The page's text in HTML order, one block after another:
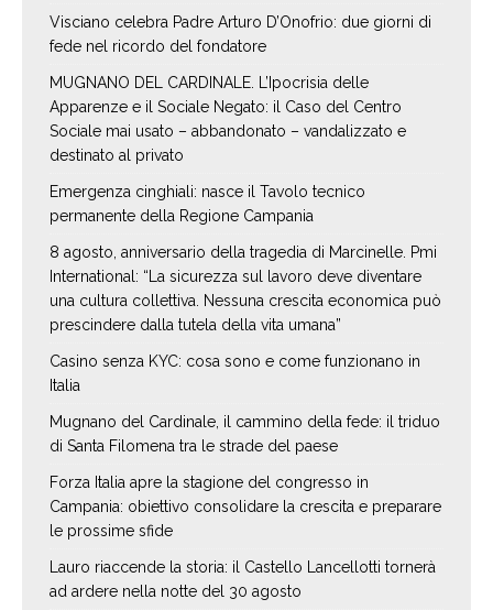
Visciano celebra Padre Arturo D’Onofrio: due giorni di
fede nel ricordo del fondatore
MUGNANO DEL CARDINALE. L’Ipocrisia delle
Apparenze e il Sociale Negato: il Caso del Centro
Sociale mai usato – abbandonato – vandalizzato e
destinato al privato
Emergenza cinghiali: nasce il Tavolo tecnico
permanente della Regione Campania
8 agosto, anniversario della tragedia di Marcinelle. Pmi
International: “La sicurezza sul lavoro deve diventare
una cultura collettiva. Nessuna crescita economica può
prescindere dalla tutela della vita umana”
Casino senza KYC: cosa sono e come funzionano in
Italia
Mugnano del Cardinale, il cammino della fede: il triduo
di Santa Filomena tra le strade del paese
Forza Italia apre la stagione del congresso in
Campania: obiettivo consolidare la crescita e preparare
le prossime sfide
Lauro riaccende la storia: il Castello Lancellotti tornerà
ad ardere nella notte del 30 agosto